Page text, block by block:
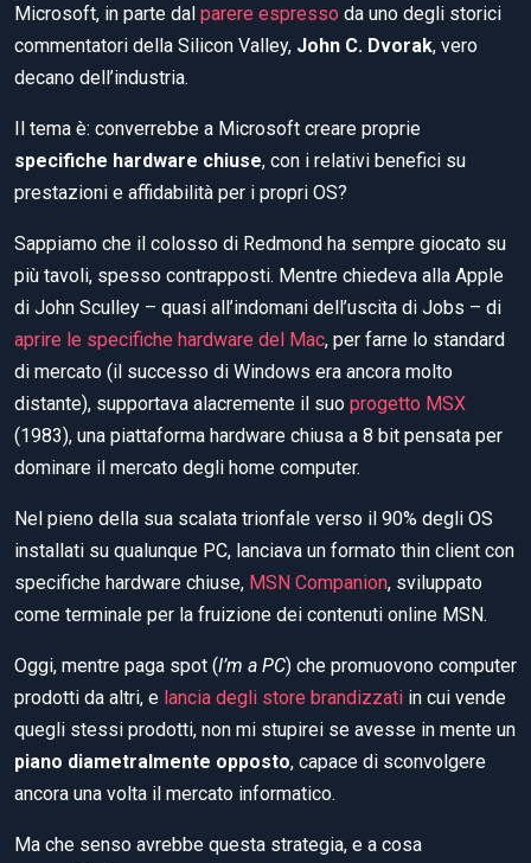
Microsoft, in parte dal parere espresso da uno degli storici
commentatori della Silicon Valley, John C. Dvorak, vero
decano dell’industria.
Il tema è: converrebbe a Microsoft creare proprie
specifiche hardware chiuse, con i relativi benefici su
prestazioni e affidabilità per i propri OS?
Sappiamo che il colosso di Redmond ha sempre giocato su
più tavoli, spesso contrapposti. Mentre chiedeva alla Apple
di John Sculley – quasi all’indomani dell’uscita di Jobs – di
aprire le specifiche hardware del Mac, per farne lo standard
di mercato (il successo di Windows era ancora molto
distante), supportava alacremente il suo progetto MSX
(1983), una piattaforma hardware chiusa a 8 bit pensata per
dominare il mercato degli home computer.
Nel pieno della sua scalata trionfale verso il 90% degli OS
installati su qualunque PC, lanciava un formato thin client con
specifiche hardware chiuse, MSN Companion, sviluppato
come terminale per la fruizione dei contenuti online MSN.
Oggi, mentre paga spot (I’m a PC) che promuovono computer
prodotti da altri, e lancia degli store brandizzati in cui vende
quegli stessi prodotti, non mi stupirei se avesse in mente un
piano diametralmente opposto, capace di sconvolgere
ancora una volta il mercato informatico.
Ma che senso avrebbe questa strategia, e a cosa